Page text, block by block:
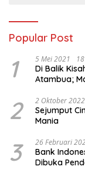
Popular Post
1 5 Mei 2021
Di Balik
Atambua;
2 2 Oktober 2022
Sejumput
Mania
3 26 Februari
Bank
Dibuka